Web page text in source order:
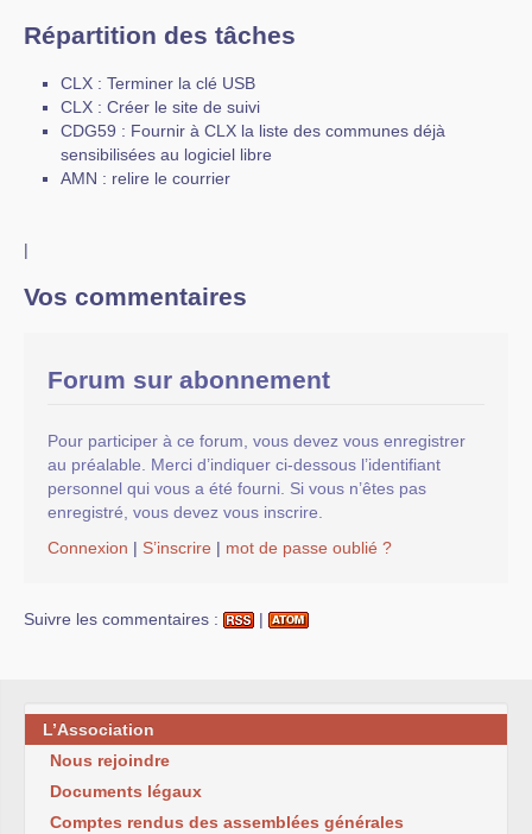
Répartition des tâches
CLX : Terminer la clé USB
CLX : Créer le site de suivi
CDG59 : Fournir à CLX la liste des communes déjà
sensibilisées au logiciel libre
AMN : relire le courrier
|
Vos commentaires
Forum sur abonnement
Pour participer à ce forum, vous devez vous enregistrer
au préalable. Merci d’indiquer ci-dessous l’identifiant
personnel qui vous a été fourni. Si vous n’êtes pas
enregistré, vous devez vous inscrire.
Connexion | S’inscrire | mot de passe oublié ?
Suivre les commentaires : |
L’Association
Nous rejoindre
Documents légaux
Comptes rendus des assemblées générales